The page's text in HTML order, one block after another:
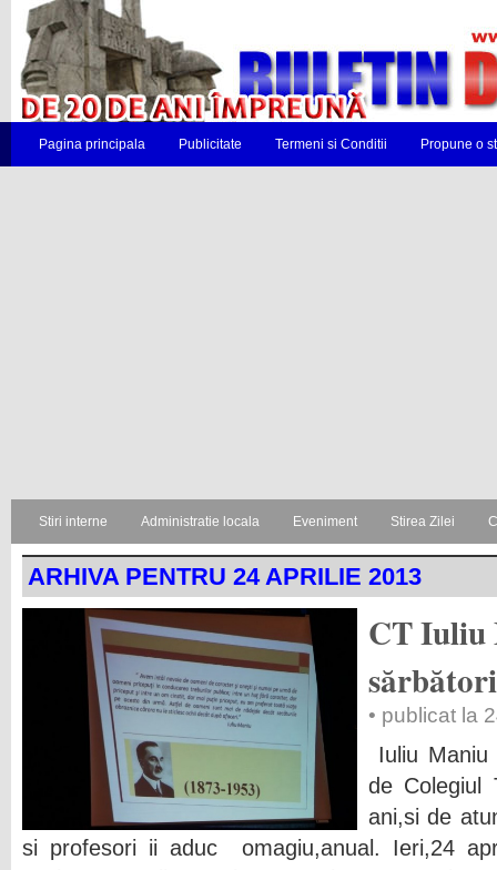
Pagina principala Publicitate Termeni si Conditii Propune o
Stiri interne Administratie locala Eveniment Stirea Zilei
ARHIVA PENTRU 24 APRILIE 2013
CT Iuliu
• publicat la
Iuliu
de
ani,si de
si profesori ii aduc omagiu,anual. Ieri,24